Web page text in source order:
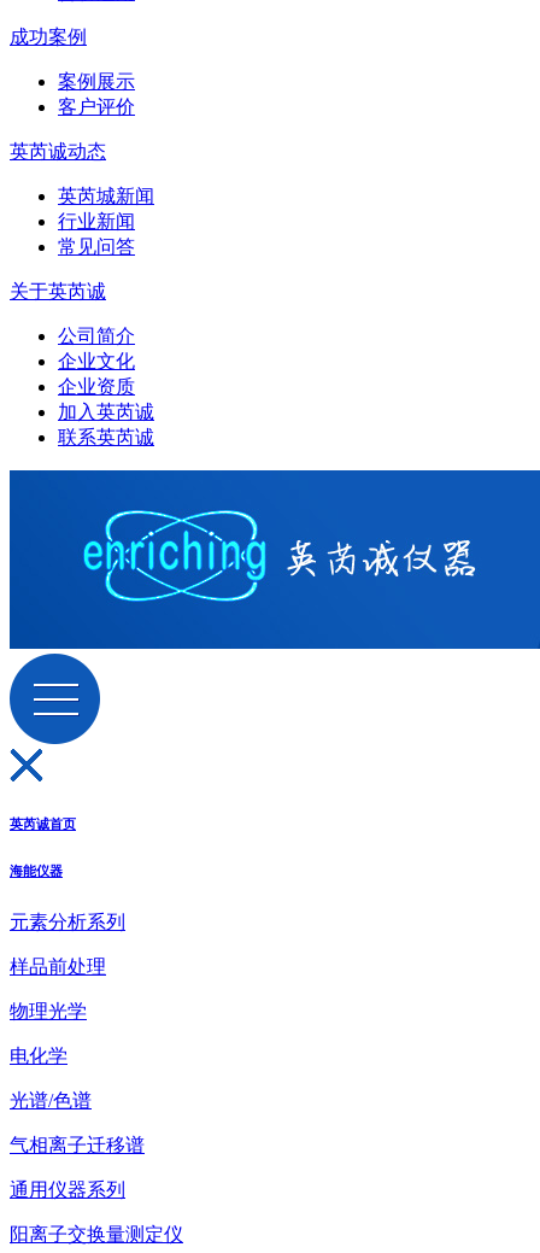
成功案例
案例展示
客户评价
英芮诚动态
英芮城新闻
行业新闻
常见问答
关于英芮诚
公司简介
企业文化
企业资质
加入英芮诚
联系英芮诚
英芮诚首页
海能仪器
元素分析系列
样品前处理
物理光学
电化学
光谱/色谱
气相离子迁移谱
通用仪器系列
阳离子交换量测定仪